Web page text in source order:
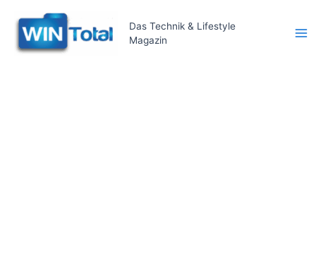
Inhalt
springen
Das Technik & Lifestyle
Magazin